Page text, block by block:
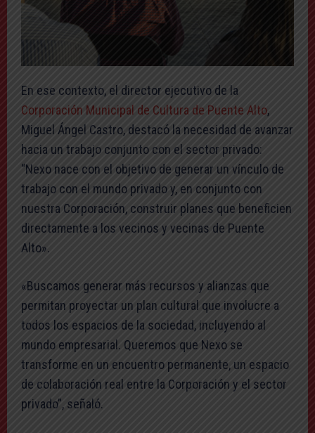
En ese contexto, el director ejecutivo de la
Corporación Municipal de Cultura de Puente Alto,
Miguel Ángel Castro, destacó la necesidad de avanzar
hacia un trabajo conjunto con el sector privado:
“Nexo nace con el objetivo de generar un vínculo de
trabajo con el mundo privado y, en conjunto con
nuestra Corporación, construir planes que beneficien
directamente a los vecinos y vecinas de Puente
Alto».
«Buscamos generar más recursos y alianzas que
permitan proyectar un plan cultural que involucre a
todos los espacios de la sociedad, incluyendo al
mundo empresarial. Queremos que Nexo se
transforme en un encuentro permanente, un espacio
de colaboración real entre la Corporación y el sector
privado”, señaló.